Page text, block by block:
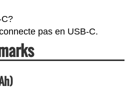
pas en USB-C.